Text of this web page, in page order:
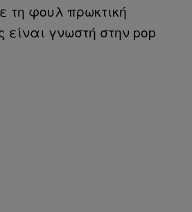
τη φουλ πρωκτική
είναι γνωστή στην pop